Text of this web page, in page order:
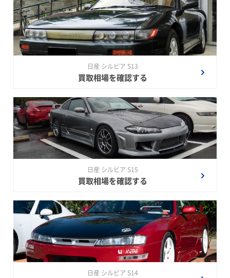
日産 シルビア S13
買取相場を確認する
日産 シルビア S15
買取相場を確認する
日産 シルビア S14